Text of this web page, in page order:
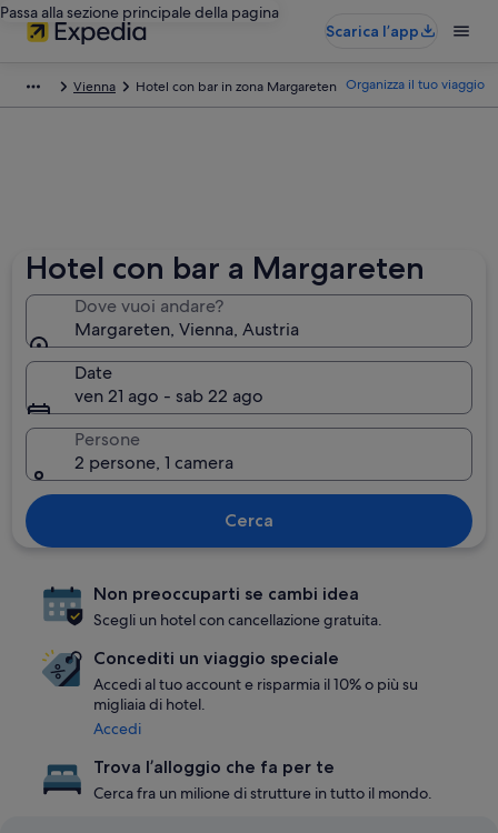
Passa alla sezione principale della pagina
Scarica l’app
Vienna Hotel con bar in zona Margareten Organizza il tuo viaggio
Hotel con bar a Margareten
Dove vuoi andare?
Margareten, Vienna, Austria
Date
ven 21 ago - sab 22 ago
Persone
2 persone, 1 camera
Cerca
Non preoccuparti se cambi idea
Scegli un hotel con cancellazione gratuita.
Concediti un viaggio speciale
Accedi al tuo account e risparmia il 10% o più su
migliaia di hotel.
Accedi
Trova l’alloggio che fa per te
Cerca fra un milione di strutture in tutto il mondo.